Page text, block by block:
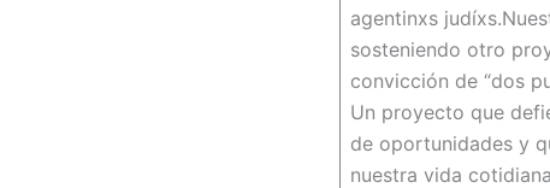
agentinxs
sosteniendo otro
convicción de “dos
Un proyecto que
de oportunidades y
nuestra vida